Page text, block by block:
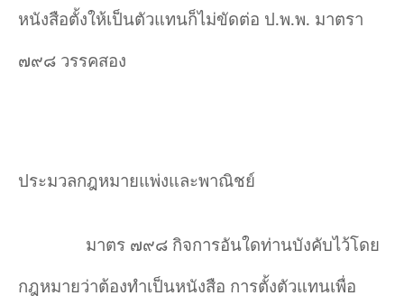
หนังสือตั้งให้เป็นตัวแทนก็ไม่ขัดต่อ ป.พ.พ. มาตรา
๗๙๘ วรรคสอง
ประมวลกฎหมายแพ่งและพาณิชย์
มาตร ๗๙๘ กิจการอันใดท่านบังคับไว้โดย
กฎหมายว่าต้องทำเป็นหนังสือ การตั้งตัวแทนเพื่อ